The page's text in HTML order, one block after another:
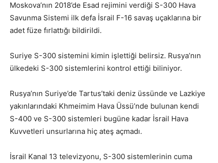
Moskova’nın 2018’de Esad rejimini verdiği S-300 Hava
Savunma Sistemi ilk defa İsrail F-16 savaş uçaklarına bir
adet füze fırlattığı bildirildi.
Suriye S-300 sistemini kimin işlettiği belirsiz. Rusya’nın
ülkedeki S-300 sistemlerini kontrol ettiği biliniyor.
Rusya’nın Suriye’de Tartus’taki deniz üssünde ve Lazkiye
yakınlarındaki Khmeimim Hava Üssü’nde bulunan kendi
S-400 ve S-300 sistemleri bugüne kadar İsrail Hava
Kuvvetleri unsurlarına hiç ateş açmadı.
İsrail Kanal 13 televizyonu, S-300 sistemlerinin cuma